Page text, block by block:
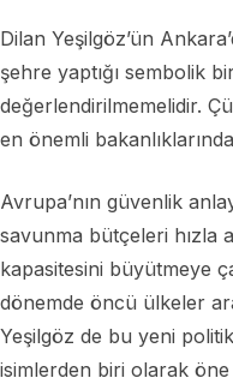
Dilan Yeşilgöz’ün
şehre yaptığı sembolik
değerlendirilmemelidir.
en önemli
Avrupa’nın güvenlik
savunma bütçeleri hızla
kapasitesini büyütmeye
dönemde öncü ülkeler
Yeşilgöz de bu yeni
isimlerden biri olarak öne